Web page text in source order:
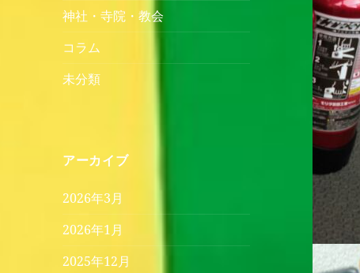
神社・寺院・教会
コラム
未分類
アーカイブ
2026年3月
2026年1月
2025年12月